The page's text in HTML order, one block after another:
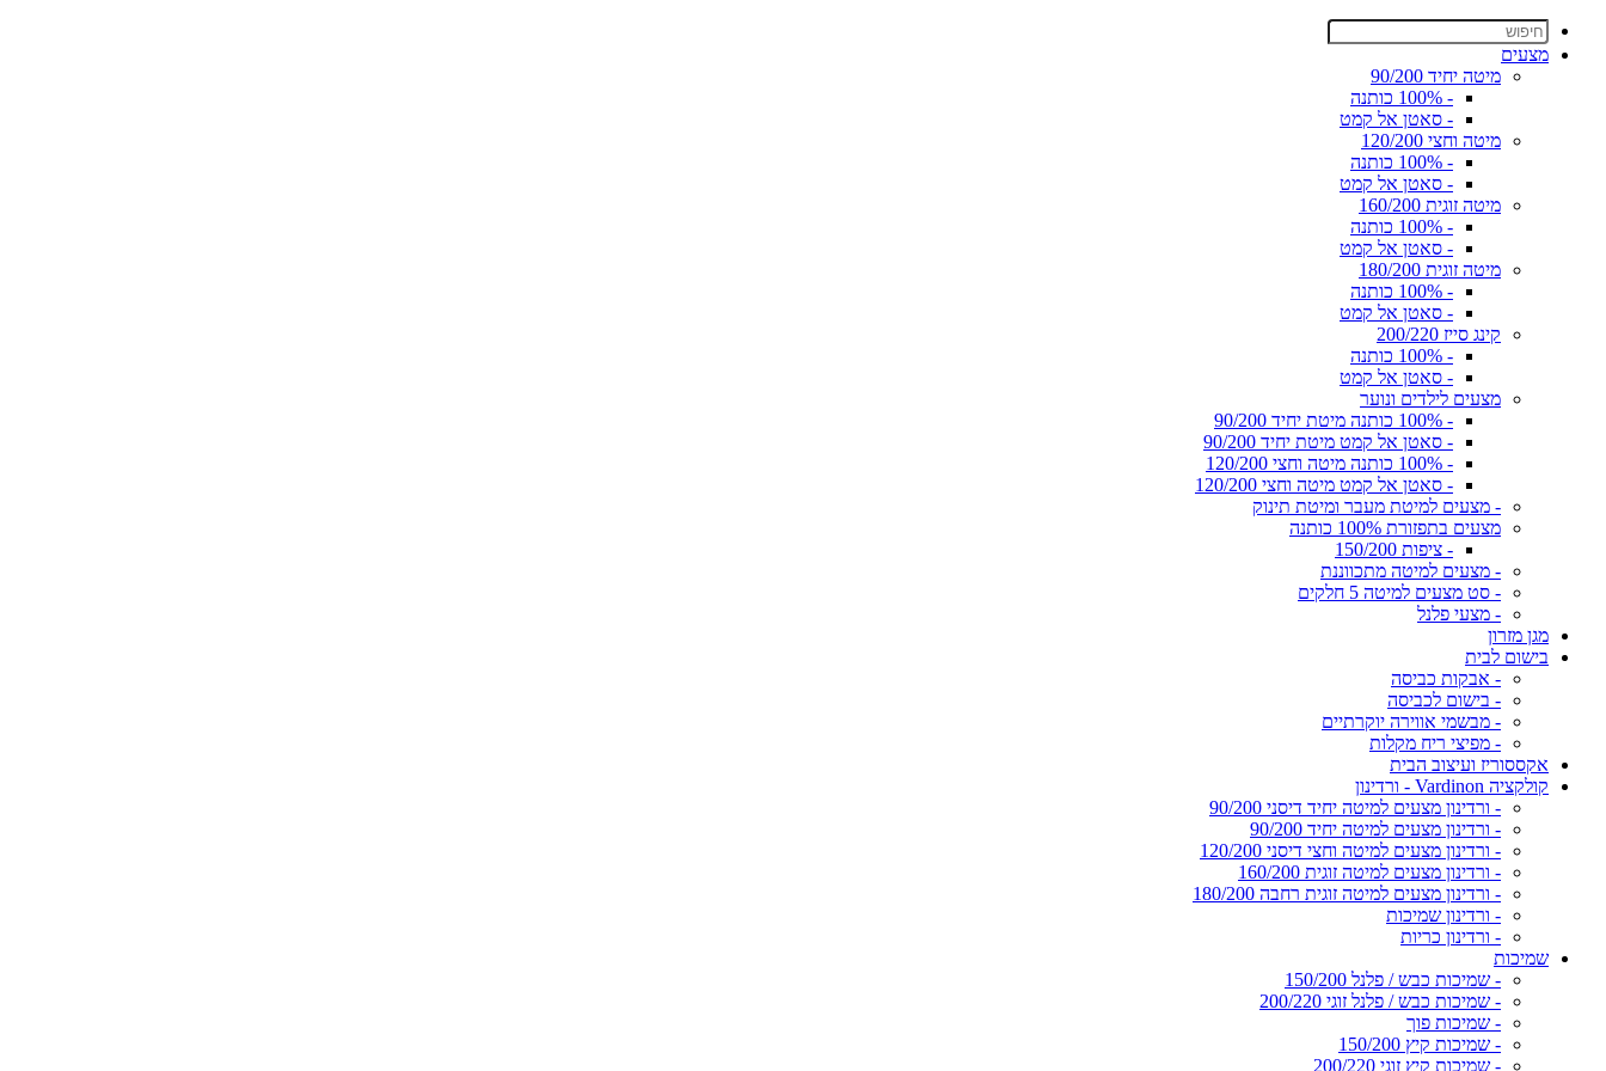
מצעים
מיטה יחיד 90/200
- 100% כותנה
- סאטן אל קמט
מיטה וחצי 120/200
- 100% כותנה
- סאטן אל קמט
מיטה זוגית 160/200
- 100% כותנה
- סאטן אל קמט
מיטה זוגית 180/200
- 100% כותנה
- סאטן אל קמט
קינג סייז 200/220
- 100% כותנה
- סאטן אל קמט
מצעים לילדים ונוער
- 100% כותנה מיטת יחיד 90/200
- סאטן אל קמט מיטת יחיד 90/200
- 100% כותנה מיטה וחצי 120/200
- סאטן אל קמט מיטה וחצי 120/200
- מצעים למיטת מעבר ומיטת תינוק
מצעים בתפזורת 100% כותנה
- ציפות 150/200
- מצעים למיטה מתכווננת
- סט מצעים למיטה 5 חלקים
- מצעי פלנל
מגן מזרון
בישום לבית
- אבקות כביסה
- בישום לכביסה
- מבשמי אווירה יוקרתיים
- מפיצי ריח מקלות
אקססוריז ועיצוב הבית
קולקציה Vardinon - ורדינון
- ורדינון מצעים למיטה יחיד דיסני 90/200
- ורדינון מצעים למיטה יחיד 90/200
- ורדינון מצעים למיטה וחצי דיסני 120/200
- ורדינון מצעים למיטה זוגית 160/200
- ורדינון מצעים למיטה זוגית רחבה 180/200
- ורדינון שמיכות
- ורדינון כריות
שמיכות
- שמיכות כבש / פלנל 150/200
- שמיכות כבש / פלנל זוגי 200/220
- שמיכות פוך
- שמיכות קיץ 150/200
- שמיכות קיץ זוגי 200/220